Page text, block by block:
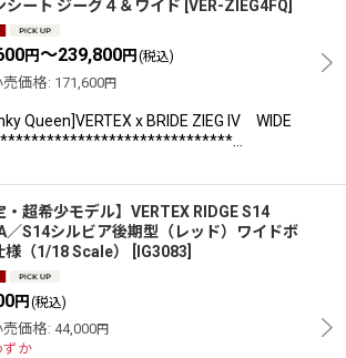
シート ジーグ４＆ワイド VER-ZIEG4FQ
円～239,800円 (税込)
売価格: 171,600円
Queen]VERTEX x BRIDE ZIEG IV WIDE
・超希少モデル】VERTEX RIDGE S14
／S14シルビア後期型（レッド）ワイドボ
様（1/18 Scale）
IG3083
円 (税込)
売価格: 44,000円
ずか